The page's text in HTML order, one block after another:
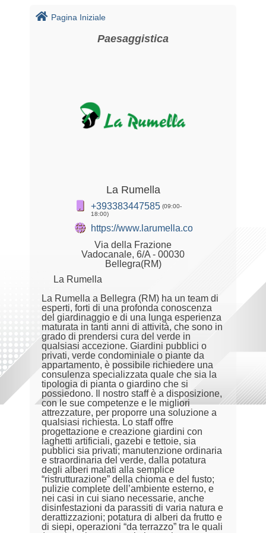
Pagina Iniziale
Paesaggistica
La Rumella
+393383447585 (09:00-
18:00)
https://www.larumella.com
Via della Frazione
Vadocanale, 6/A - 00030
Bellegra(RM)
La Rumella
La Rumella a Bellegra (RM) ha un team di
esperti, forti di una profonda conoscenza
del giardinaggio e di una lunga esperienza
maturata in tanti anni di attività, che sono in
grado di prendersi cura del verde in
qualsiasi accezione. Giardini pubblici o
privati, verde condominiale o piante da
appartamento, è possibile richiedere una
consulenza specializzata quale che sia la
tipologia di pianta o giardino che si
possiedono. Il nostro staff è a disposizione,
con le sue competenze e le migliori
attrezzature, per proporre una soluzione a
qualsiasi richiesta. Lo staff offre
progettazione e creazione giardini con
laghetti artificiali, gazebi e tettoie, sia
pubblici sia privati; manutenzione ordinaria
e straordinaria del verde, dalla potatura
degli alberi malati alla semplice
“ristrutturazione” della chioma e del fusto;
pulizie complete dell’ambiente esterno, e
nei casi in cui siano necessarie, anche
disinfestazioni da parassiti di varia natura e
derattizzazioni; potatura di alberi da frutto e
di siepi, operazioni “da terrazzo” tra le quali